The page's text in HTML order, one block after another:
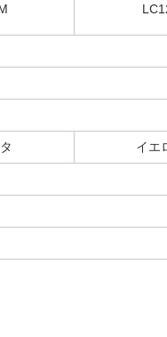
【
ンクカートリッジ
したが商品が少し大きくて
っています。
インクカートリッジ